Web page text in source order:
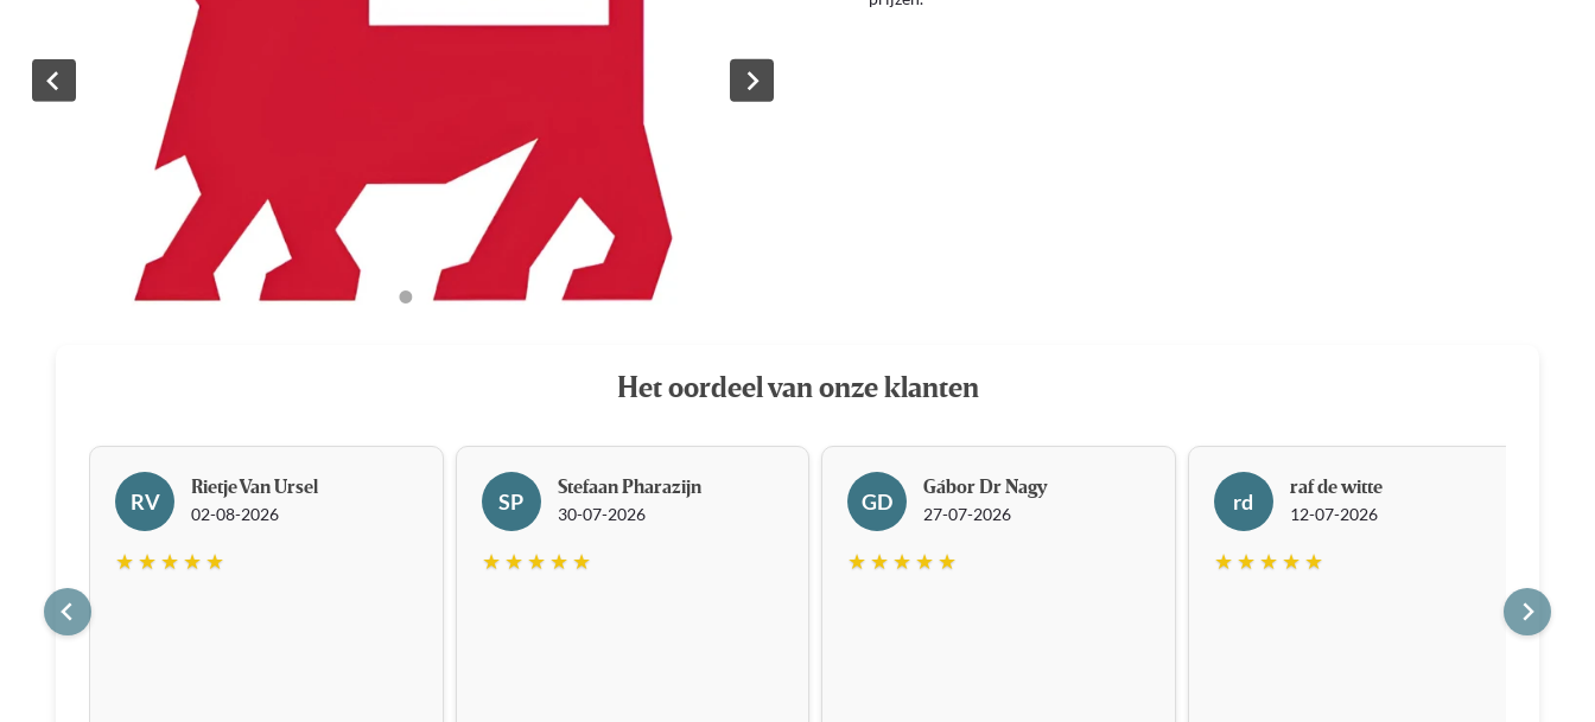
Het oordeel van onze klanten
RV
Rietje Van Ursel
02-08-2026
★ ★ ★ ★ ★
SP
Stefaan Pharazijn
30-07-2026
★ ★ ★ ★ ★
GD
Gábor Dr Nagy
27-07-2026
★ ★ ★ ★ ★
rd
raf de witte
12-07-2026
★ ★ ★ ★ ★